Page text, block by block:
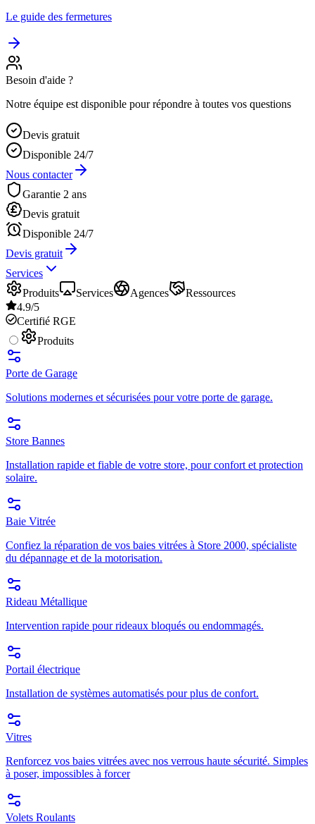
Le guide des fermetures
Besoin d'aide ?
Notre équipe est disponible pour répondre à toutes vos questions
Devis gratuit
Disponible 24/7
Nous contacter
Garantie 2 ans
Devis gratuit
Disponible 24/7
Devis gratuit
Services
Produits
Services Agences
Ressources
4.9/5
Certifié RGE
Produits
Porte de Garage
Solutions modernes et sécurisées pour votre porte de garage.
Store Bannes
Installation rapide et fiable de votre store, pour confort et protection
solaire.
Baie Vitrée
Confiez la réparation de vos baies vitrées à Store 2000, spécialiste
du dépannage et de la motorisation.
Rideau Métallique
Intervention rapide pour rideaux bloqués ou endommagés.
Portail électrique
Installation de systèmes automatisés pour plus de confort.
Vitres
Renforcez vos baies vitrées avec nos verrous haute sécurité. Simples
à poser, impossibles à forcer
Volets Roulants